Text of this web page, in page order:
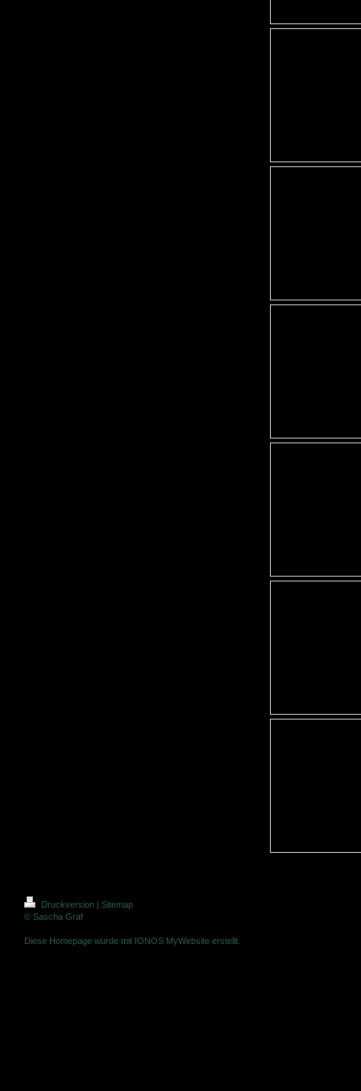
Druckversion | Sitemap
© Sascha Graf
Diese Homepage wurde mit IONOS MyWebsite erstellt.